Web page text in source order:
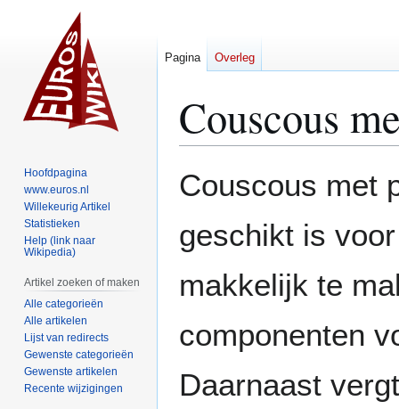
Couscous
navigatie
zoeken
Couscous met
geschikt is
makkelijk te
componenten
Daarnaast
Pagina Overleg
Hoofdpagina
www.euros.nl
Willekeurig Artikel
Statistieken
Help (link naar
Wikipedia)
Artikel zoeken of maken
Alle categorieën
Alle artikelen
Lijst van redirects
Gewenste categorieën
Gewenste artikelen
Recente wijzigingen